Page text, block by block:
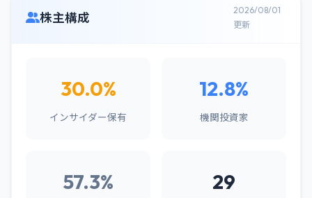
株主構成
2026/08/01
更新
30.0%
インサイダー保有
12.8%
機関投資家
57.3% 29